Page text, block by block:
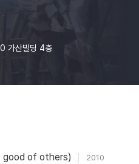
가산빌딩 4층
good of others) 2010